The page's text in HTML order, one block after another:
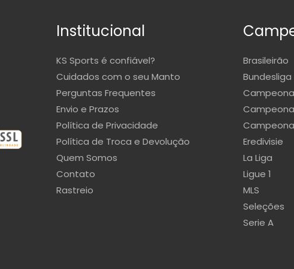
Institucional
KS Sports é confiável?
Cuidados com o seu Manto
Perguntas Frequentes
Envio e Prazos
Política de Privacidade
Política de Troca e Devolução
Quem Somos
Contato
Rastreio
Brasileirão
Bundesliga
Eredivisie
La Liga
Ligue 1
MLS
Seleções
Serie A